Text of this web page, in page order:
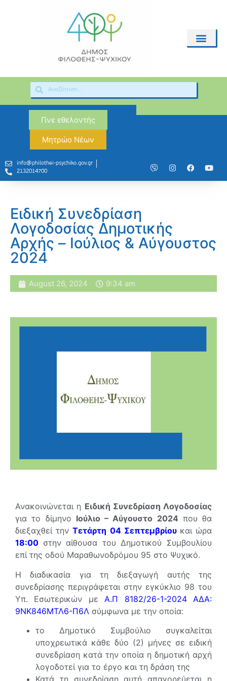
Γίνε εθελοντής
Μητρώο Νέων
info@philothei-psychiko.gov.gr
2132014700
Ειδική Συνεδρίαση
Λογοδοσίας Δημοτικής
Αρχής – Ιούλιος & Αύγουστος
2024
August 26, 2024 9:34 am
Ανακοινώνεται η Ειδική Συνεδρίαση Λογοδοσίας
για το δίμηνο Ιούλιο – Αύγουστο 2024 που θα
διεξαχθεί τηνΤετάρτη 04 Σεπτεμβρίου και ώρα
18:00 στην αίθουσα του Δημοτικού Συμβουλίου
επί της οδού Μαραθωνοδρόμου 95 στο Ψυχικό.
Η διαδικασία για τη διεξαγωγή αυτής της
συνεδρίασης περιγράφεται στην εγκύκλιο 98 του
Υπ. Εσωτερικών με Α.Π 8182/26-1-2024 ΑΔΑ:
9ΝΚ846ΜΤΛ6-Π6Λ σύμφωνα με την οποία:
το Δημοτικό Συμβούλιο συγκαλείται
υποχρεωτικά κάθε δύο (2) μήνες σε ειδική
συνεδρίαση κατά την οποία η δημοτική αρχή
λογοδοτεί για το έργο και τη δράση της
Κατά τη συνεδρίαση αυτή απαγορεύεται η